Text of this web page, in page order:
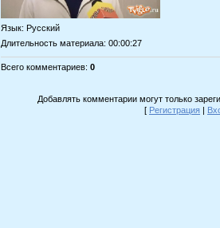
Язык: Русский
Длительность материала: 00:00:27
Всего комментариев: 0
Добавлять комментарии могут только
[ Регистрация |